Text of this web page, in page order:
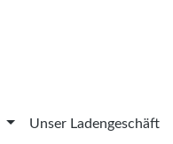
Unser Ladengeschäft